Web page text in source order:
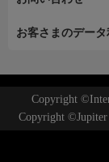
お客さまのデー
Copyright
Copyright ©Jupiter